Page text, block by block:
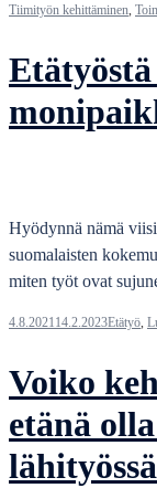
Tiimityön kehittäminen
Hyödynnä nämä
suomalaisten
miten työt ovat
4.8.2021 14.2.2023Etätyö
Voiko
etänä